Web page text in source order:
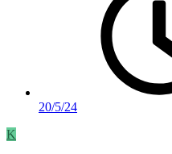
20/5/24
K